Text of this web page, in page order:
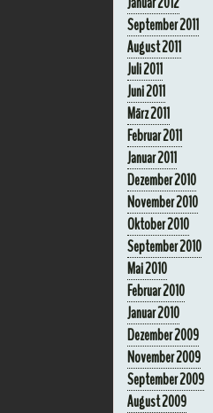
September 2011
August 2011
Juli 2011
Juni 2011
März 2011
Februar 2011
Januar 2011
Dezember 2010
November 2010
Oktober 2010
September 2010
Mai 2010
Februar 2010
Januar 2010
Dezember 2009
November 2009
September 2009
August 2009